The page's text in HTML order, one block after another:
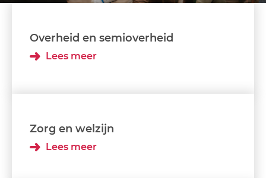
Overheid en semioverheid
Lees meer
Zorg en welzijn
Lees meer